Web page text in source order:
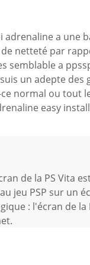
a une
netteté par
semblable a
un adepte des
normal ou tout
easy
de la PS Vita
jeu PSP sur un
: l'écran de